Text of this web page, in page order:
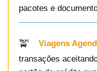
pacotes e
Viagens
transações